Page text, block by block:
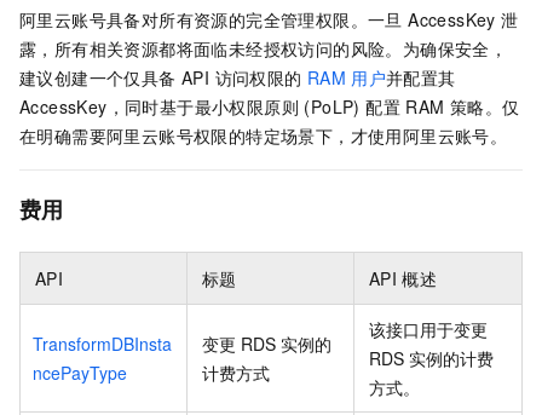
阿里云账号具备对所有资源的完全管理权限。一旦 AccessKey 泄
露，所有相关资源都将面临未经授权访问的风险。为确保安全，
建议创建一个仅具备 API 访问权限的 RAM 用户并配置其
AccessKey，同时基于最小权限原则 (PoLP) 配置 RAM 策略。仅
在明确需要阿里云账号权限的特定场景下，才使用阿里云账号。
费用
API 标题 API 概述
TransformDBInsta
ncePayType
变更 RDS 实例的
计费方式
该接口用于变更
RDS 实例的计费
方式。